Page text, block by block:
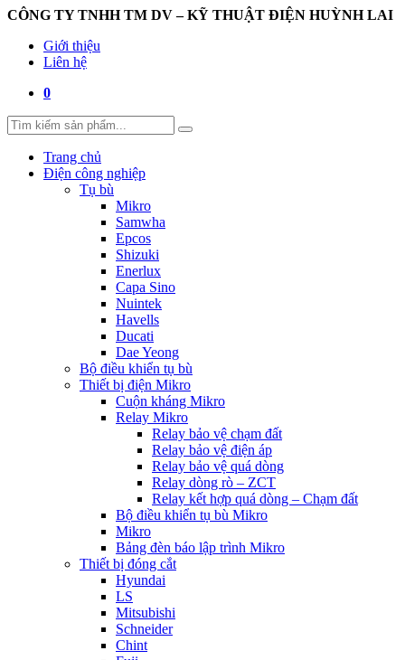
CÔNG TY TNHH TM DV – KỸ THUẬT ĐIỆN HUỲNH LAI
Giới thiệu
Liên hệ
0
Trang chủ
Điện công nghiệp
Tụ bù
Mikro
Samwha
Epcos
Shizuki
Enerlux
Capa Sino
Nuintek
Havells
Ducati
Dae Yeong
Bộ điều khiển tụ bù
Thiết bị điện Mikro
Cuộn kháng Mikro
Relay Mikro
Relay bảo vệ chạm đất
Relay bảo vệ điện áp
Relay bảo vệ quá dòng
Relay dòng rò – ZCT
Relay kết hợp quá dòng – Chạm đất
Bộ điều khiển tụ bù Mikro
Mikro
Bảng đèn báo lập trình Mikro
Thiết bị đóng cắt
Hyundai
LS
Mitsubishi
Schneider
Chint